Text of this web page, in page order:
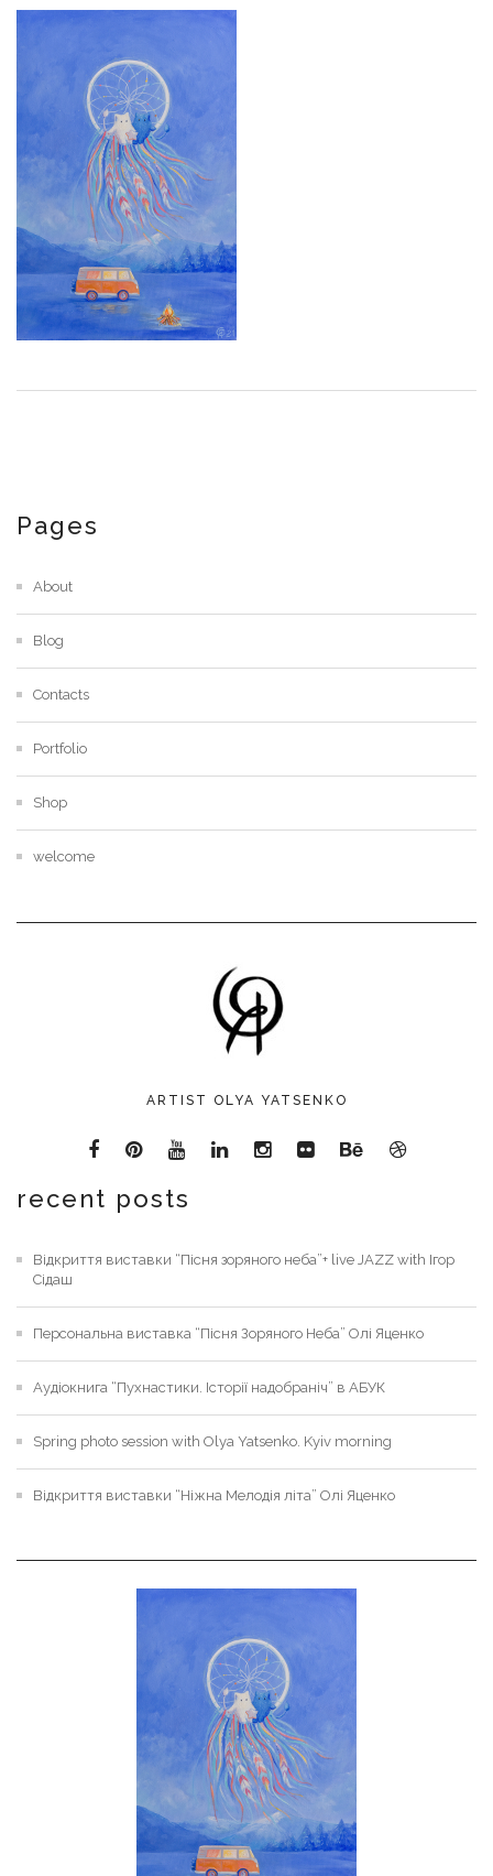
Pages
About
Blog
Contacts
Portfolio
Shop
welcome
ARTIST OLYA YATSENKO
recent posts
Відкриття виставки “Пісня зоряного неба”+ live JAZZ with Ігор
Сідаш
Персональна виставка “Пісня Зоряного Неба” Олі Яценко
Аудіокнига “Пухнастики. Історії надобраніч” в АБУК
Spring photo session with Olya Yatsenko. Kyiv morning
Відкриття виставки “Ніжна Мелодія літа” Олі Яценко